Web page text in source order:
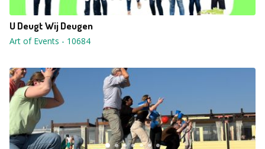
U Deugt Wij Deugen
Art of Events - 10684